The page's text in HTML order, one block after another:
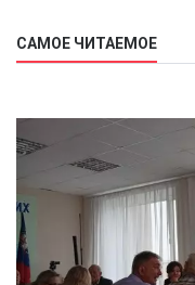
САМОЕ ЧИТАЕМОЕ